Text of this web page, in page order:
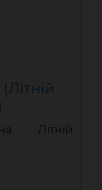
Літній